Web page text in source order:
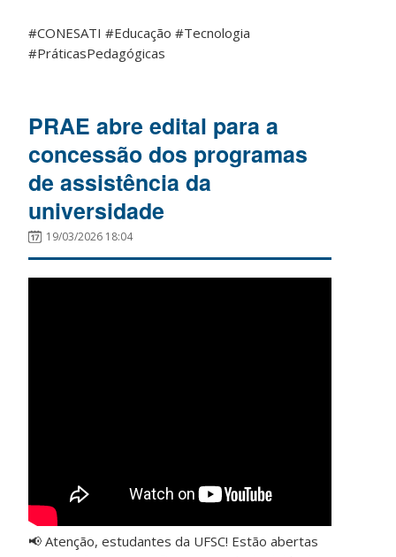
#CONESATI #Educação #Tecnologia
#PráticasPedagógicas
PRAE abre edital para a
concessão dos programas
de assistência da
universidade
19/03/2026 18:04
📢 Atenção, estudantes da UFSC! Estão abertas